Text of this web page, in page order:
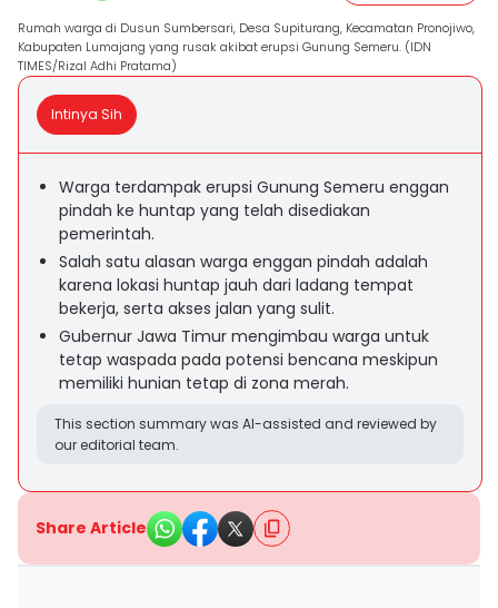
Rumah warga di Dusun Sumbersari, Desa Supiturang, Kecamatan Pronojiwo,
Kabupaten Lumajang yang rusak akibat erupsi Gunung Semeru. (IDN
TIMES/Rizal Adhi Pratama)
Intinya Sih
Warga terdampak erupsi Gunung Semeru enggan
pindah ke huntap yang telah disediakan
pemerintah.
Salah satu alasan warga enggan pindah adalah
karena lokasi huntap jauh dari ladang tempat
bekerja, serta akses jalan yang sulit.
Gubernur Jawa Timur mengimbau warga untuk
tetap waspada pada potensi bencana meskipun
memiliki hunian tetap di zona merah.
This section summary was AI-assisted and reviewed by
our editorial team.
Share Article